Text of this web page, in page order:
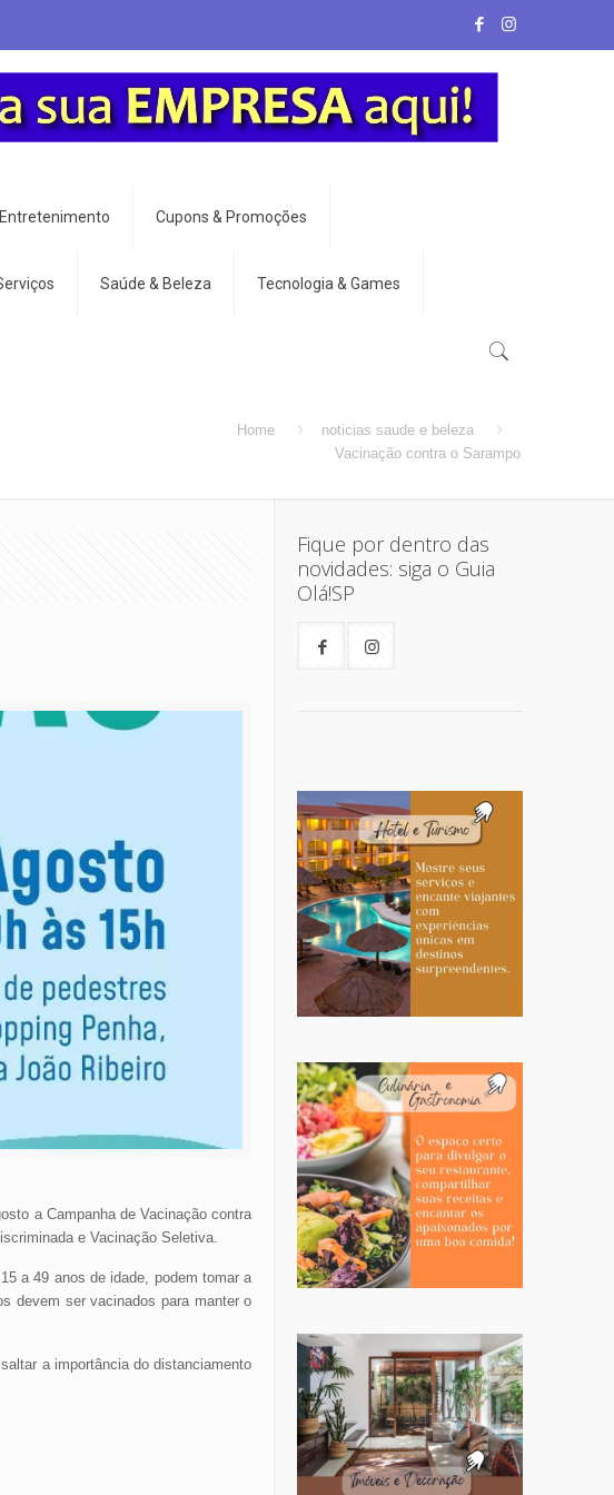
Cupons & Promoções
Saúde & Beleza Tecnologia & Games
Home
noticias saude e beleza
Vacinação contra o Sarampo
a Campanha de Vacinação contra
e Vacinação Seletiva.
a 49 anos de idade, podem tomar a
devem ser vacinados para manter o
a importância do distanciamento
Fique por dentro das
novidades: siga o Guia
Olá!SP